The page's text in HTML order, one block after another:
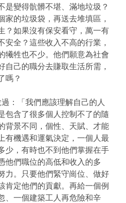
是變得骯髒不堪、滿地垃圾？
家的垃圾袋，再送去堆填區，
？如果沒有保安看守，萬一有
安全？這些收入不高的行業，
犧牲也不少。他們願意為社會
自己的職分去賺取生活所需，
嗎？
：「我們應該理解自己的人
包含了很多個人控制不了的隨
背景不同，個性、天賦、才能
有機遇和運氣決定，一個人最
少，有時也不到他們掌握在手
他們職位的高低和收入的多
力。只要他們緊守崗位、做好
肯定他們的貢獻。再給一個例
、一個建築工人再危險和辛